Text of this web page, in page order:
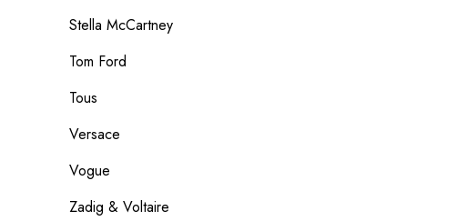
Stella McCartney
Tom Ford
Tous
Versace
Vogue
Zadig & Voltaire